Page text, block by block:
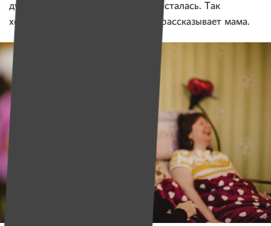
душой компании, а теперь одна осталась. Так
хорошо, что Женя появилась, — рассказывает мама.